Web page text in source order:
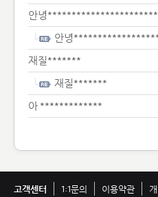
안녕
안녕
재질*******
재질*******
아 *************
고객센터 1:1문의 이용약관